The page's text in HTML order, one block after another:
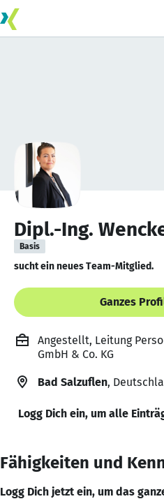
Dipl.-Ing.
Basis
sucht ein neues Team-Mitglied.
Ganzes
Angestellt, Leitung
GmbH & Co. KG
Bad Salzuflen,
Logg Dich ein, um alle
Fähigkeiten und
Logg Dich jetzt ein, um das